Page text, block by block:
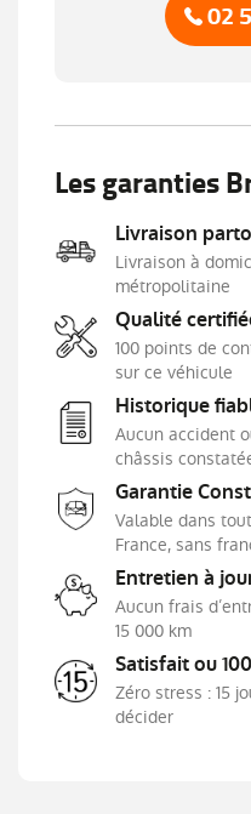
Contrôle
Frein de parking
Freinage actif
et cyclistes
Harmonie
Indicateur de
Kit de gonflage et
pneumatiques
Limiteur -
Lunette AR
Lève-vitres AR
pincement
Lève-vitres AV
Programme eco
Purificateur d'air
Répétiteurs de
rétroviseurs
Rétroviseur
Rétroviseurs
02
Les garanties
Livraison
Livraison à
métropolitaine
Qualité
100 points de
sur ce véhicule
Historique
Aucun accident
châssis
Garantie
Valable dans
France, sans
Entretien à
Aucun frais
15 000 km
Satisfait ou
Zéro stress : 15
décider